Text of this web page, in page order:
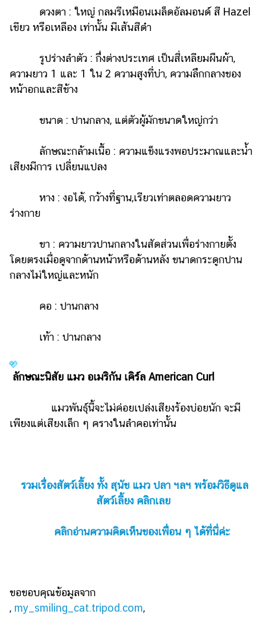
ดวงตา : ใหญ่ กลมรีเหมือนเมล็ดอัลมอนด์ สี Hazel
เขียว หรือเหลือง เท่านั้น มีเส้นสีดำ
รูปร่างลำตัว : กึ่งต่างประเทศ เป็นสี่เหลียมผืนผ้า,
ความยาว 1 และ 1 ใน 2 ความสูงที่บ่า, ความลึกกลางของ
หน้าอกและสีข้าง
ขนาด : ปานกลาง, แต่ตัวผู้มักขนาดใหญ่กว่า
ลักษณะกล้ามเนื้อ : ความแข็งแรงพอประมาณและน้ำ
เสียงมีการ เปลี่ยนแปลง
หาง : งอได้, กว้างที่ฐาน,เรียวเท่าตลอดความยาว
ร่างกาย
ขา : ความยาวปานกลางในสัดส่วนเพื่อร่างกายตั้ง
โดยตรงเมื่อดูจากด้านหน้าหรือด้านหลัง ขนาดกระดูกปาน
กลางไม่ใหญ่และหนัก
คอ : ปานกลาง
เท้า : ปานกลาง
ลักษณะนิสัย แมว อเมริกัน เคิร์ล American Curl
แมวพันธุ์นี้จะไม่ค่อยเปล่งเสียงร้องบ่อยนัก จะมี
เพียงแต่เสียงเล็ก ๆ ครางในลำคอเท่านั้น
รวมเรื่องสัตว์เลี้ยง ทั้ง สุนัข แมว ปลา ฯลฯ พร้อมวิธีดูแล
สัตว์เลี้ยง คลิกเลย
คลิกอ่านความคิดเห็นของเพื่อน ๆ ได้ที่นี่ค่ะ
ขอขอบคุณข้อมูลจาก
, my_smiling_cat.tripod.com,